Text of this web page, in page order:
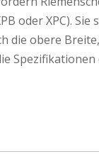
oder XPC).
die obere